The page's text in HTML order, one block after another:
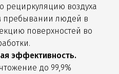
рециркуляцию воздуха
пребывании людей в
поверхностей во
эффективность.
до 99,9%